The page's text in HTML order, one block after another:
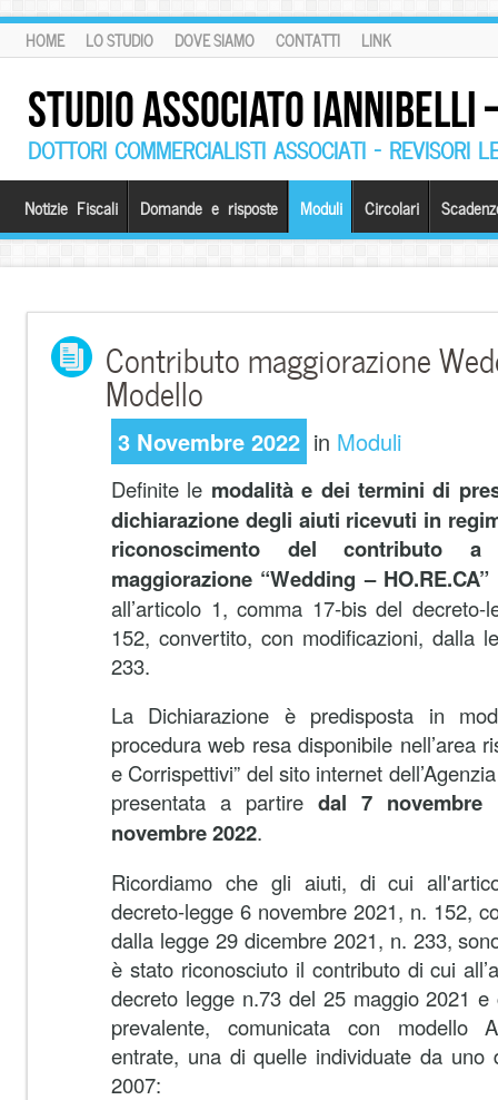
HOME LO STUDIO DOVE SIAMO CONTATTI LINK
STUDIO ASSOCIATO
DOTTORI COMMERCIALISTI ASSOCIATI – REVISORI
Notizie Fiscali Domande e risposte Moduli Circolari
Contributo maggiorazione
Modello
3 Novembre 2022 in Moduli
Definite le modalità e dei termini di
dichiarazione degli aiuti ricevuti in
riconoscimento del contributo
maggiorazione “Wedding – HO.RE.CA”
all’articolo 1, comma 17-bis del
152, convertito, con modificazioni, dalla
233.
La Dichiarazione è predisposta in
procedura web resa disponibile nell’area
e Corrispettivi” del sito internet
presentata a partiredal 7
novembre 2022.
Ricordiamo che gli aiuti, di cui
decreto-legge 6 novembre 2021, n. 152,
dalla legge 29 dicembre 2021, n. 233,
è stato riconosciuto il contributo di cui
decreto legge n.73 del 25 maggio 2021
prevalente, comunicata con modello
entrate, una di quelle individuate da uno
2007: